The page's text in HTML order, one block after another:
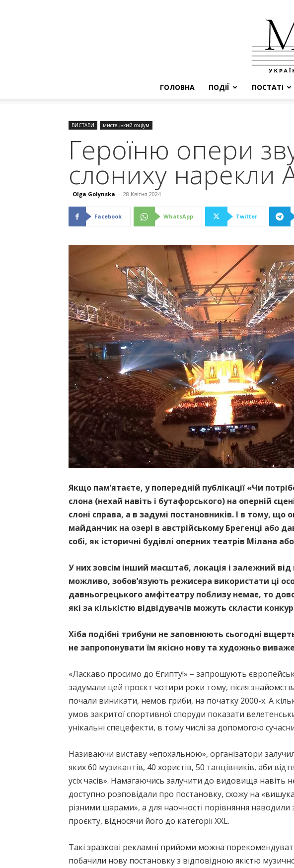
ГОЛОВНА ПОДІЇ ПОСТАТІ
ВИСТАВИ мистецький соціум
Героїню опери
слониху нарекли
Olga Golynska - 28 Квітня 2024
Facebook WhatsApp Twitter
Якщо пам’ятаєте, у попередній публікації «Чи
слона (нехай навіть і бутафорського) на оперній
слоні справа, а в задумі постановників. І в тому,
майданчик на озері в австрійському Брегенці або
собі, як історичні будівлі оперних театрів Мілана
У них зовсім інший масштаб, локація і залежний
можливо, зобов’язують режисера використати ці
давньогрецького амфітеатру поблизу немає, то
які за кількістю відвідувачів можуть скласти
Хіба подібні трибуни не заповнюють сьогодні
не запропонувати їм якісно нову та художньо
«Ласкаво просимо до Єгипту!» – запрошують
задумали цей проєкт чотири роки тому, після
почали виникати, немов гриби, на початку 2000-х. А
умов закритої спортивної споруди показати
унікальні спецефекти, в тому числі за допомогою
Називаючи виставу «епохальною», організатори
яких 60 музикантів, 40 хористів, 50 танцівників, аби
усіх часів». Намагаючись залучити до видовища навіть
доступно розповідали про постановку, схожу на
різними шарами», а для наочності порівняння
проєкту, відносячи його до категорії XXL.
Такі зразкові рекламні прийоми можна
побачили нову постановку з відповідною якістю